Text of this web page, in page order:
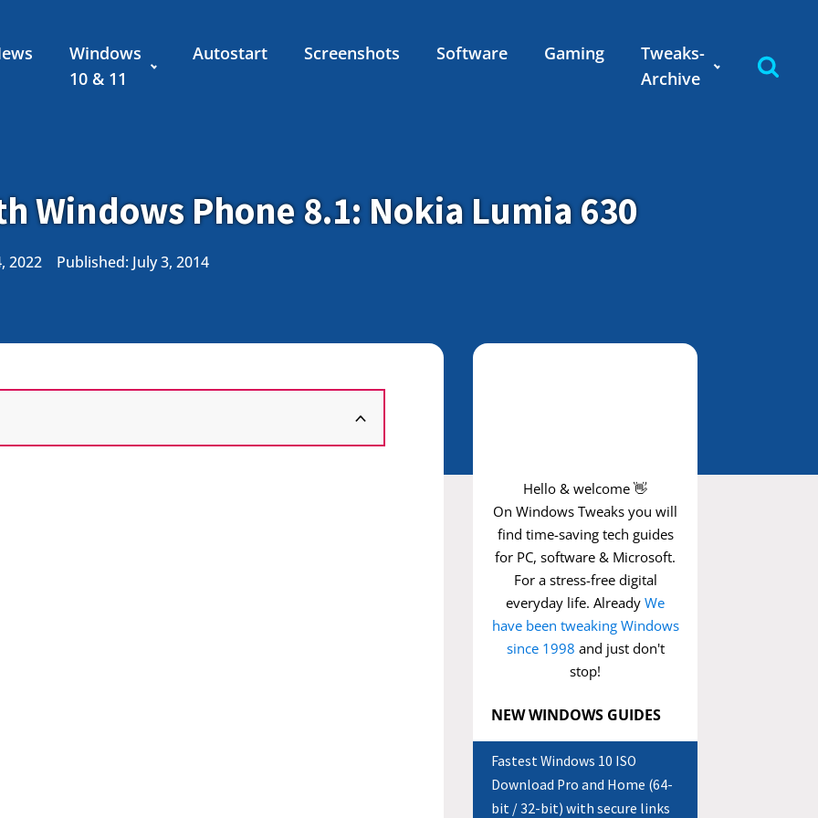
Windows
10 & 11
Autostart Screenshots Software Gaming
Tweaks-
Archive
Windows Phone 8.1: Nokia Lumia 630
2022 Published: July 3, 2014
Hello & welcome 👋
On Windows Tweaks you will
find time-saving tech guides
for PC, software & Microsoft.
For a stress-free digital
everyday life. Already We
have been tweaking Windows
since 1998 and just don't
stop!
NEW WINDOWS GUIDES
Fastest Windows 10 ISO
Download Pro and Home (64-
bit / 32-bit) with secure links